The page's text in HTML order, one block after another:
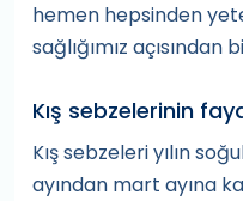
hemen hepsinden
sağlığımız açısından
Kış sebzelerinin
Kış sebzeleri yılın
ayından mart ayına